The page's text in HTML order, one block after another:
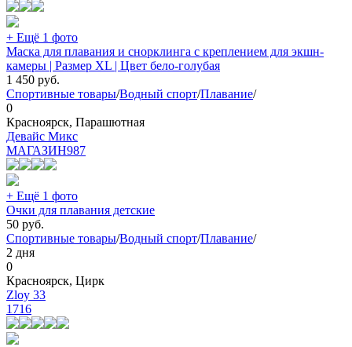
+ Ещё 1 фото
Маска для плавания и снорклинга с креплением для экшн-
камеры | Размер XL | Цвет бело-голубая
1 450 руб.
Спортивные товары/Водный спорт/Плавание/
0
Красноярск, Парашютная
Девайс Микс
МАГАЗИН987
+ Ещё 1 фото
Очки для плавания детские
50 руб.
Спортивные товары/Водный спорт/Плавание/
2 дня
0
Красноярск, Цирк
Zloy 33
1716